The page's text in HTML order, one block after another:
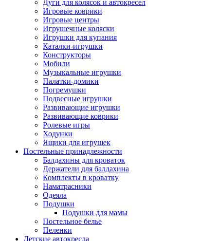
Дуги для колясок и автокресел
Игровые коврики
Игровые центры
Игрушечные коляски
Игрушки для купания
Каталки-игрушки
Конструкторы
Мобили
Музыкальные игрушки
Палатки-домики
Погремушки
Подвесные игрушки
Развивающие игрушки
Развивающие коврики
Ролевые игры
Ходунки
Ящики для игрушек
Постельные принадлежности
Балдахины для кроваток
Держатели для балдахина
Комплекты в кроватку
Наматрасники
Одеяла
Подушки
Подушки для мамы
Постельное белье
Пеленки
Детские автокресла